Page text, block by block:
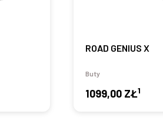
ROAD GENIUS X
Buty
1099,00 ZŁ1